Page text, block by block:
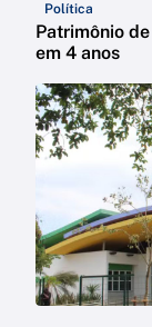
Política
Patrimônio
em 4 anos